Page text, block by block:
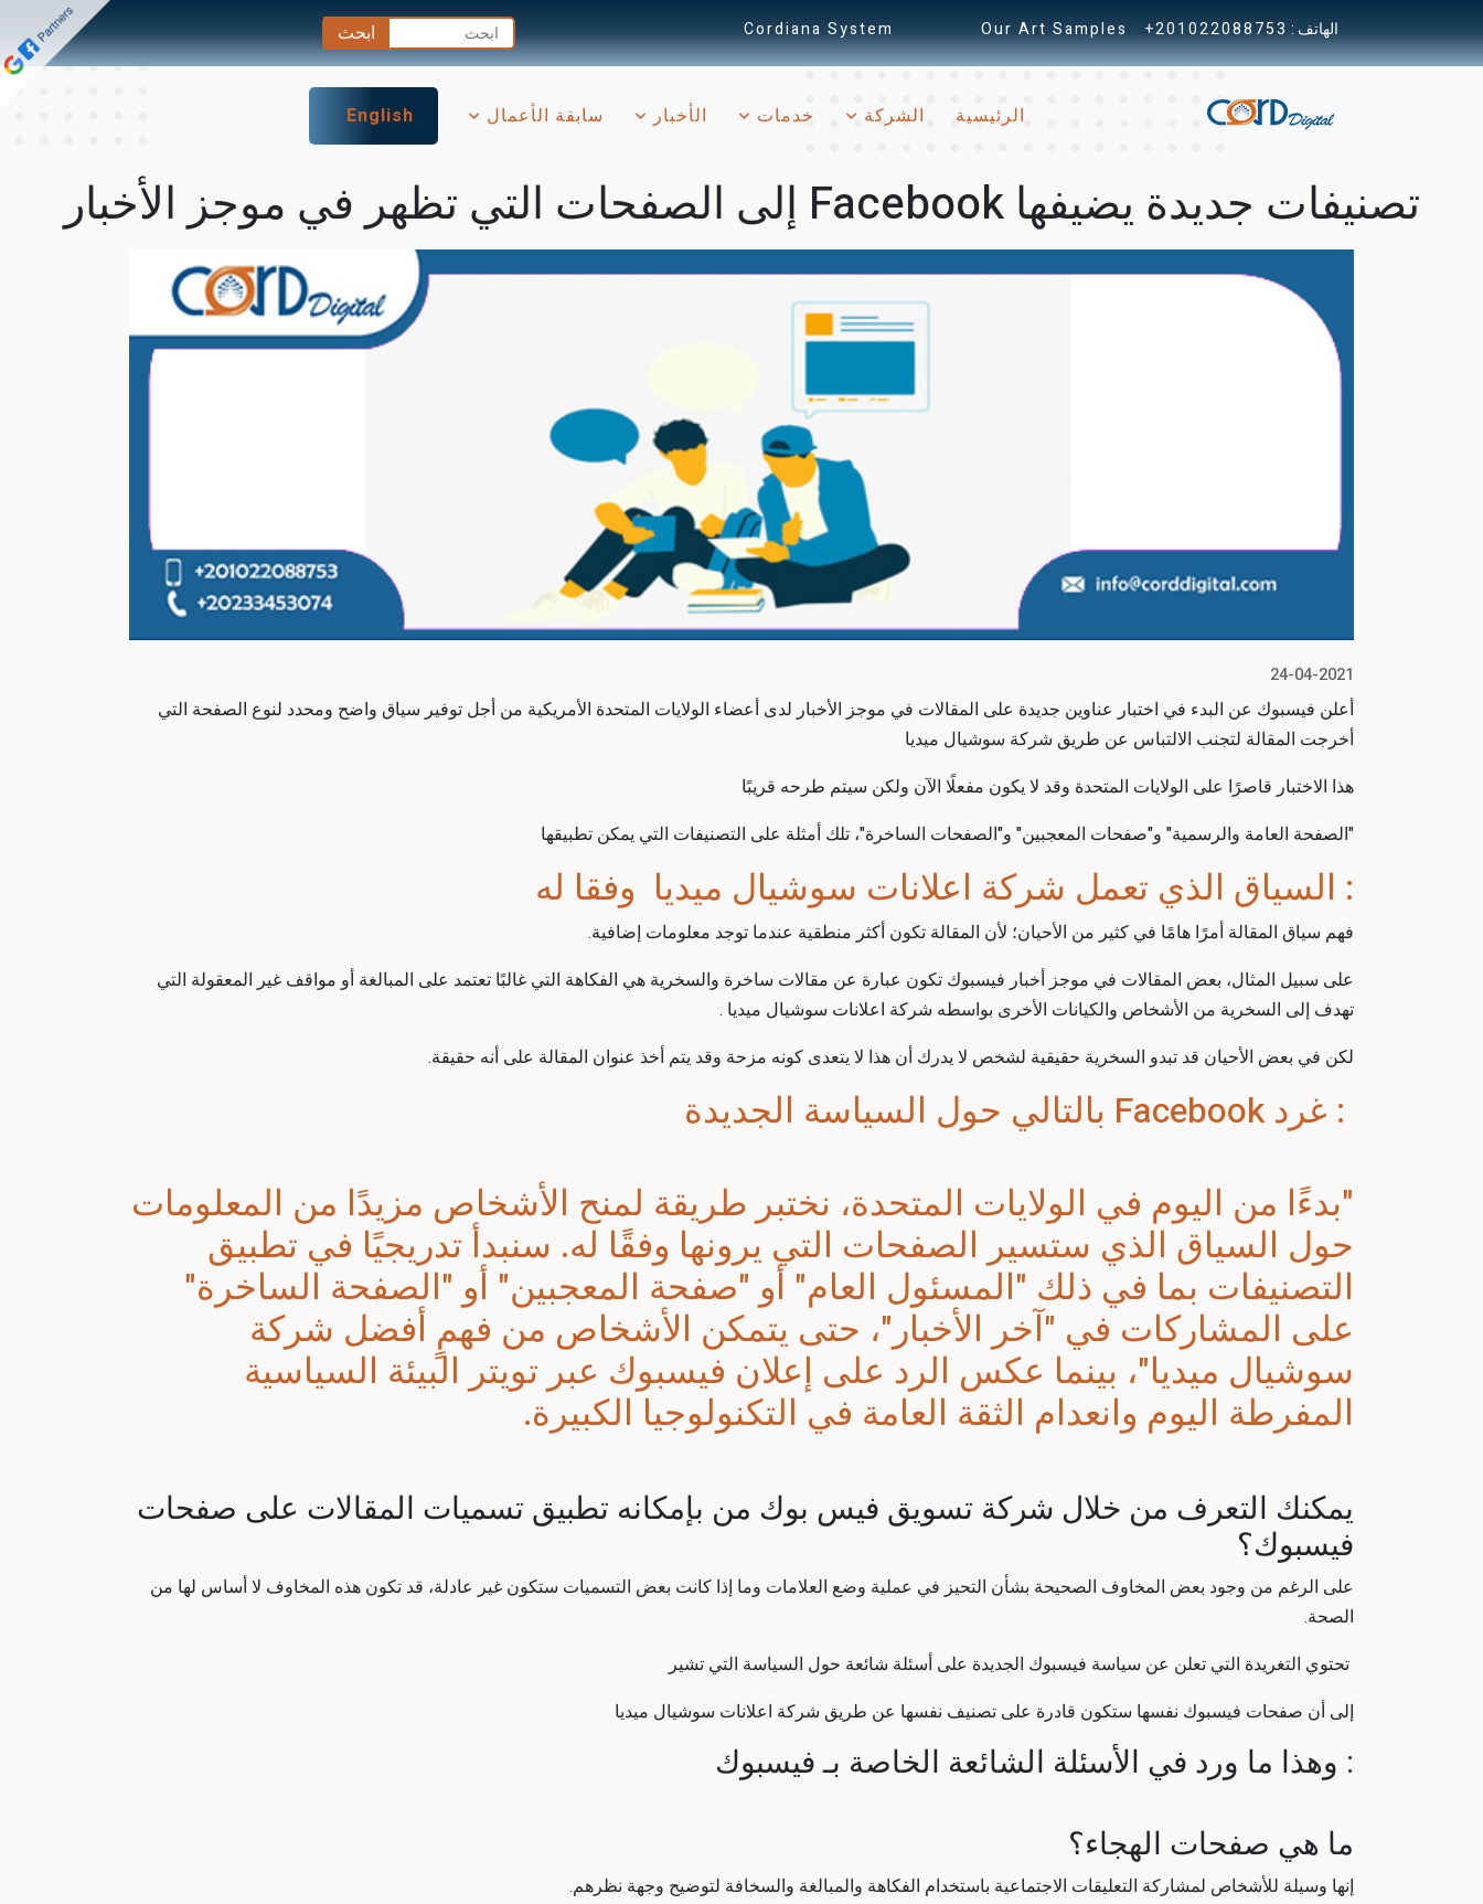
الهاتف : +201022088753
Our Art Samples
Cordiana System
الرئيسية الشركة خدمات الأخبار سابقة الأعمال English
تصنيفات جديدة يضيفها Facebook إلى الصفحات التي تظهر في موجز الأخبار
24-04-2021
أعلن فيسبوك عن البدء في اختبار عناوين جديدة على المقالات في موجز الأخبار لدى أعضاء الولايات المتحدة الأمريكية من أجل توفير سياق واضح ومحدد لنوع الصفحة التي
أخرجت المقالة لتجنب الالتباس عن طريق شركة سوشيال ميديا
هذا الاختبار قاصرًا على الولايات المتحدة وقد لا يكون مفعلًا الآن ولكن سيتم طرحه قريبًا
"الصفحة العامة والرسمية" و"صفحات المعجبين" و"الصفحات الساخرة"، تلك أمثلة على التصنيفات التي يمكن تطبيقها
: السياق الذي تعمل شركة اعلانات سوشيال ميديا وفقا له
فهم سياق المقالة أمرًا هامًا في كثير من الأحيان؛ لأن المقالة تكون أكثر منطقية عندما توجد معلومات إضافية.
على سبيل المثال، بعض المقالات في موجز أخبار فيسبوك تكون عبارة عن مقالات ساخرة والسخرية هي الفكاهة التي غالبًا تعتمد على المبالغة أو مواقف غير المعقولة التي
تهدف إلى السخرية من الأشخاص والكيانات الأخرى بواسطه شركة اعلانات سوشيال ميديا .
لكن في بعض الأحيان قد تبدو السخرية حقيقية لشخص لا يدرك أن هذا لا يتعدى كونه مزحة وقد يتم أخذ عنوان المقالة على أنه حقيقة.
: غرد Facebook بالتالي حول السياسة الجديدة
"بدءًا من اليوم في الولايات المتحدة، نختبر طريقة لمنح الأشخاص مزيدًا من المعلومات
حول السياق الذي ستسير الصفحات التي يرونها وفقًا له. سنبدأ تدريجيًا في تطبيق
التصنيفات بما في ذلك "المسئول العام" أو "صفحة المعجبين" أو "الصفحة الساخرة"
على المشاركات في "آخر الأخبار"، حتى يتمكن الأشخاص من فهمٍ أفضل شركة
سوشيال ميديا"، بينما عكس الرد على إعلان فيسبوك عبر تويتر البيئة السياسية
المفرطة اليوم وانعدام الثقة العامة في التكنولوجيا الكبيرة.
يمكنك التعرف من خلال شركة تسويق فيس بوك من بإمكانه تطبيق تسميات المقالات على صفحات
فيسبوك؟
على الرغم من وجود بعض المخاوف الصحيحة بشأن التحيز في عملية وضع العلامات وما إذا كانت بعض التسميات ستكون غير عادلة، قد تكون هذه المخاوف لا أساس لها من
الصحة.
تحتوي التغريدة التي تعلن عن سياسة فيسبوك الجديدة على أسئلة شائعة حول السياسة التي تشير
إلى أن صفحات فيسبوك نفسها ستكون قادرة على تصنيف نفسها عن طريق شركة اعلانات سوشيال ميديا
: وهذا ما ورد في الأسئلة الشائعة الخاصة بـ فيسبوك
ما هي صفحات الهجاء؟
إنها وسيلة للأشخاص لمشاركة التعليقات الاجتماعية باستخدام الفكاهة والمبالغة والسخافة لتوضيح وجهة نظرهم.